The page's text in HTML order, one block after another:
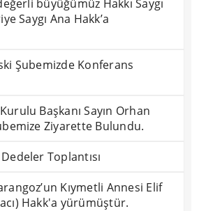
büyüğümüz Hakkı Saygı
Saygı Ana Hakk’a
Şubemizde Konferans
Başkanı Sayın Orhan
Ziyarette Bulundu.
Toplantısı
Kıymetli Annesi Elif
Hakk'a yürümüştür.